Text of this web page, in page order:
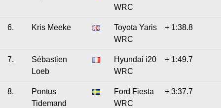
WRC
6. Kris Meeke
Toyota Yaris
WRC
+ 1:38.8
7.
Sébastien
Loeb
Hyundai i20
WRC
+ 1:49.7
8.
Pontus
Tidemand
Ford Fiesta
WRC
+ 3:37.7